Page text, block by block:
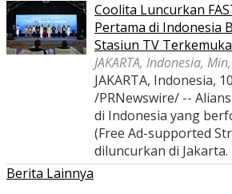
Coolita Luncurkan
Pertama di Indonesia
Stasiun TV Terkemuka
JAKARTA, Indonesia,
JAKARTA, Indonesia,
/PRNewswire/ --
di Indonesia yang
(Free Ad-supported
diluncurkan di
Berita Lainnya